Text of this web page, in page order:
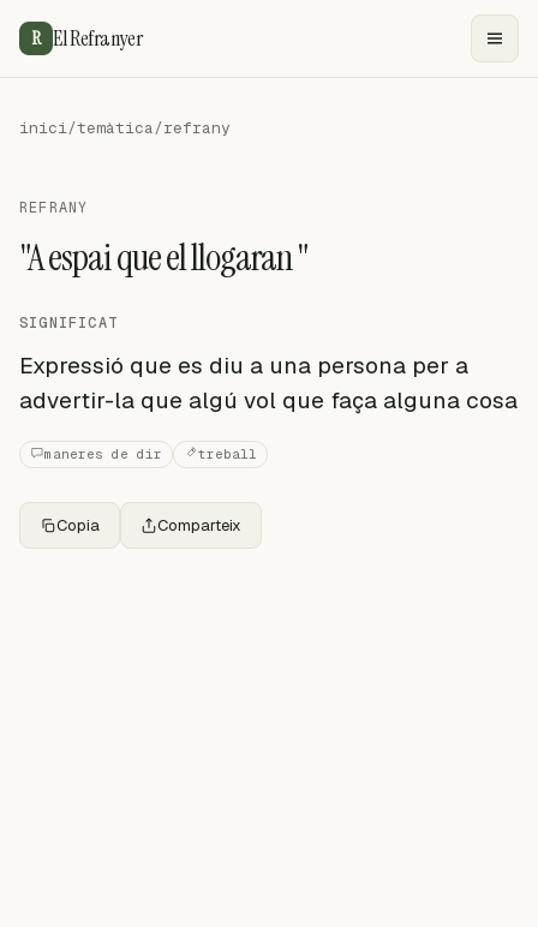
R El Refranyer
inici/temàtica/refrany
REFRANY
"A espai que el llogaran "
SIGNIFICAT
Expressió que es diu a una persona per a
advertir-la que algú vol que faça alguna cosa
maneres de dir treball
Copia Comparteix